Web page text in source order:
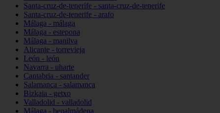
Santa-cruz-de-tenerife - santa-cruz-de-tenerife
Santa-cruz-de-tenerife - arafo
Málaga - málaga
Málaga - estepona
Málaga - manilva
Alicante - torrevieja
León - león
Navarra - uharte
Cantabria - santander
Salamanca - salamanca
Bizkaia - getxo
Valladolid - valladolid
Málaga - benalmádena